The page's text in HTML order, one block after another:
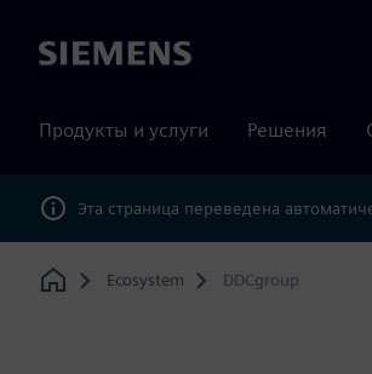
Siemens
Продукты и услуги Решения
Эта страница переведена
Home
Ecosystem DDCgroup